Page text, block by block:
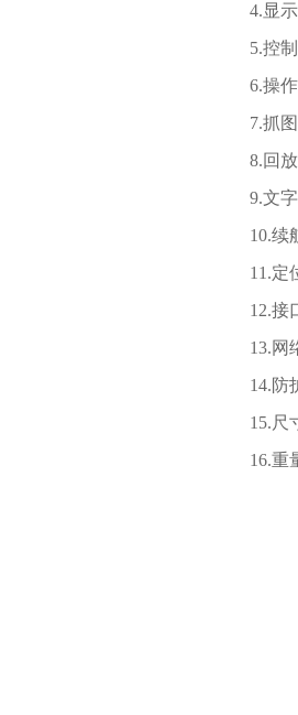
4.显
5.控
6.操
7.抓
8.回
9.文
10.续
11.定
12.接
13.网
14.防
15.尺
16.重